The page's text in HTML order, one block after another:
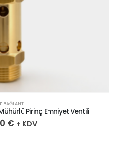
BAĞLANTI
Pirinç Emniyet Ventili
€ + KDV